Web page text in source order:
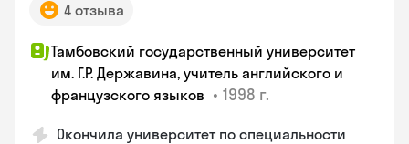
4 отзыва
Тамбовский государственный университет
им. Г.Р. Державина, учитель английского и
французского языков • 1998 г.
Окончила университет по специальности